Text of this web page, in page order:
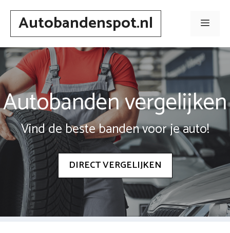
Spring
inhoudAutobandenspot.nl Menu
Autobanden vergelijken
Vind de beste banden voor je auto!
DIRECT VERGELIJKEN